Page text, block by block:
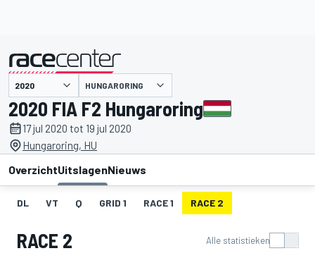
gepresenteerd door HUNGARORING
2020 FIA F2 Hungaroring
17 jul 2020 tot 19 jul 2020
Hungaroring, HU
OverzichtUitslagenNieuws
DL VT Q GRID 1 RACE 1 RACE 2
RACE 2 Alle statistieken